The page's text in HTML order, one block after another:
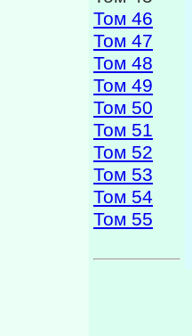
Том 46
Том 47
Том 48
Том 49
Том 50
Том 51
Том 52
Том 53
Том 54
Том 55